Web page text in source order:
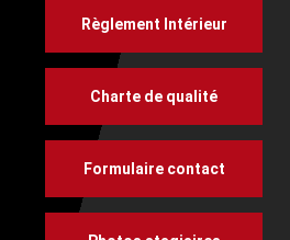
Règlement Intérieur
Charte de qualité
Formulaire contact